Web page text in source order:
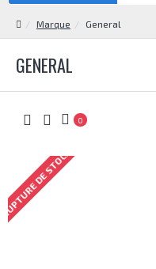
Marque General
GENERAL
0
DE STOCK